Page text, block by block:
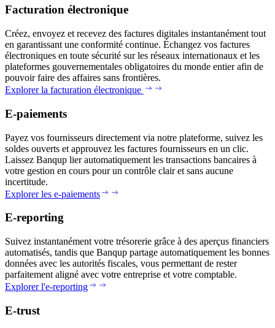
Facturation électronique
Créez, envoyez et recevez des factures digitales instantanément tout
en garantissant une conformité continue. Échangez vos factures
électroniques en toute sécurité sur les réseaux internationaux et les
plateformes gouvernementales obligatoires du monde entier afin de
pouvoir faire des affaires sans frontières.
Explorer la facturation électronique
E-paiements
Payez vos fournisseurs directement via notre plateforme, suivez les
soldes ouverts et approuvez les factures fournisseurs en un clic.
Laissez Banqup lier automatiquement les transactions bancaires à
votre gestion en cours pour un contrôle clair et sans aucune
incertitude.
Explorer les e-paiements
E-reporting
Suivez instantanément votre trésorerie grâce à des aperçus financiers
automatisés, tandis que Banqup partage automatiquement les bonnes
données avec les autorités fiscales, vous permettant de rester
parfaitement aligné avec votre entreprise et votre comptable.
Explorer l'e-reporting
E-trust